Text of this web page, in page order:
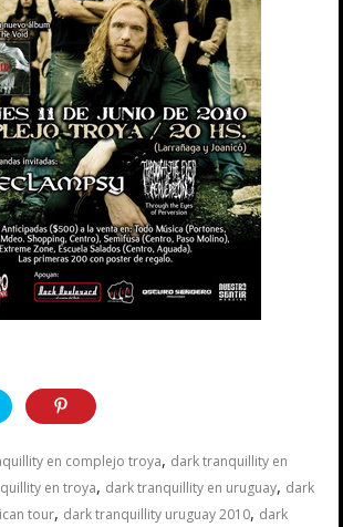
en complejo troya, dark tranquillity en
en troya, dark tranquillity en uruguay, dark
tour, dark tranquillity uruguay 2010, dark